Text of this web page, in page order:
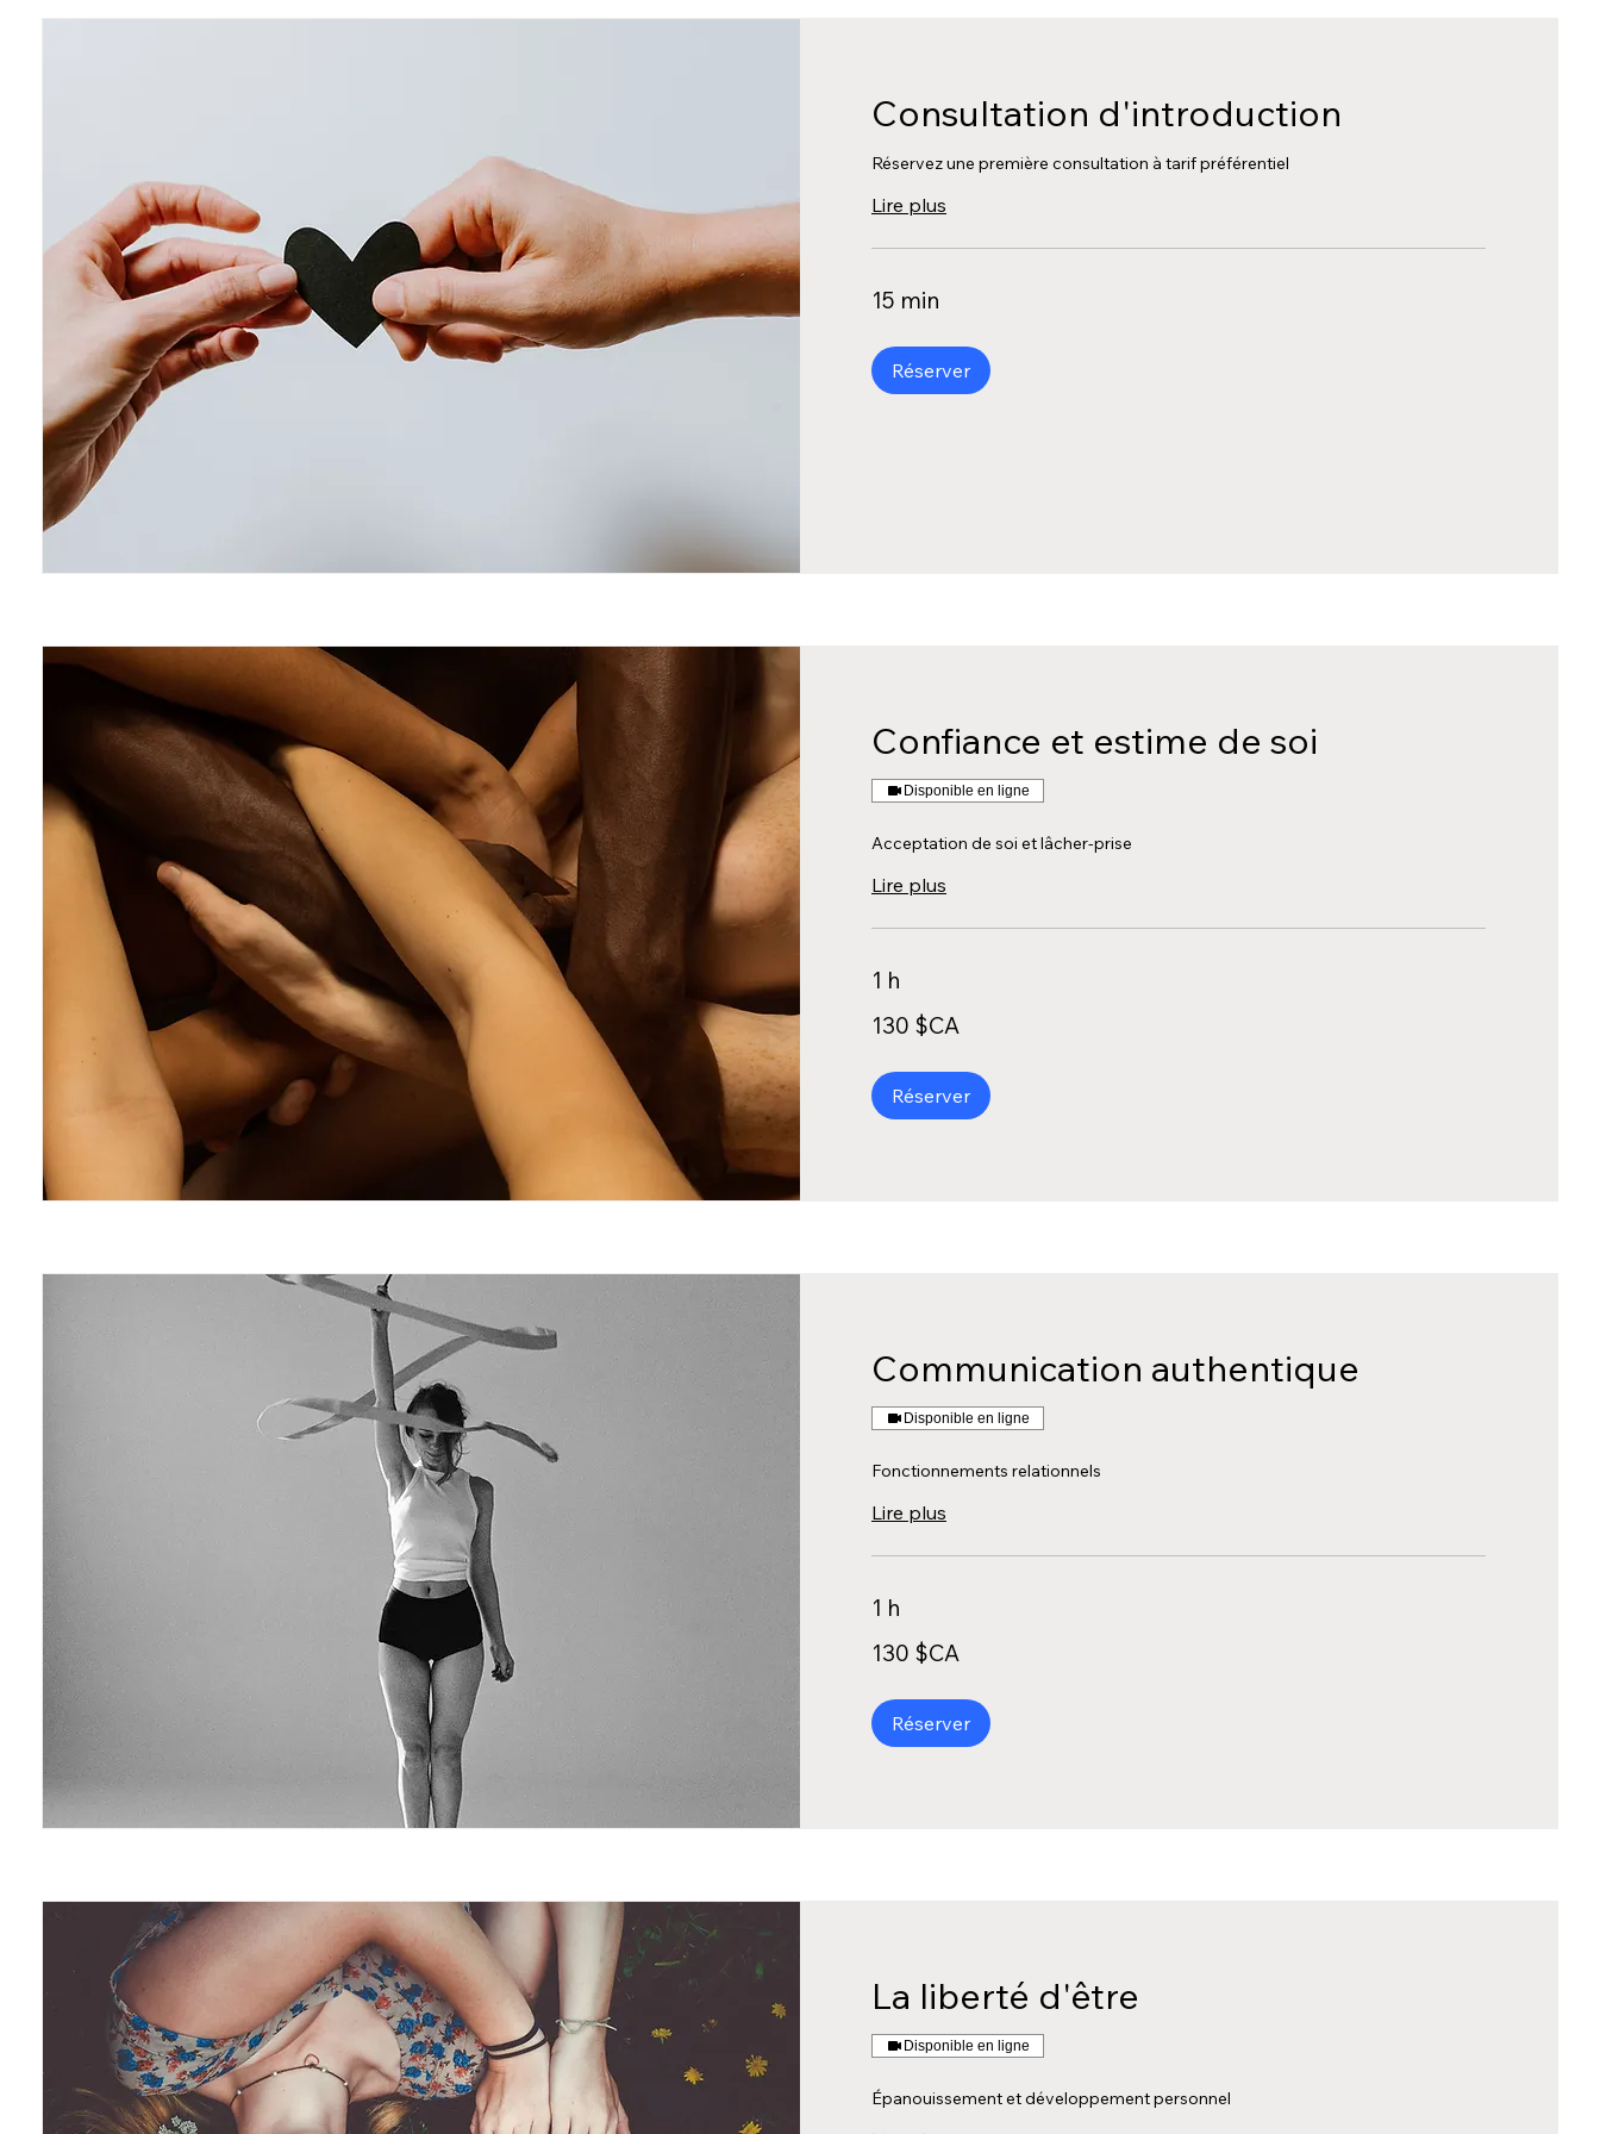
Consultation d'introduction
Réservez une première consultation à tarif préférentiel
Lire plus
15 min
Réserver
Confiance et estime de soi
Disponible en ligne
Acceptation de soi et lâcher-prise
Lire plus
1 h
dollars
canadiens
130 $CA
Réserver
Communication authentique
Disponible en ligne
Fonctionnements relationnels
Lire plus
1 h
dollars
canadiens
130 $CA
Réserver
La liberté d'être
Disponible en ligne
Épanouissement et développement personnel